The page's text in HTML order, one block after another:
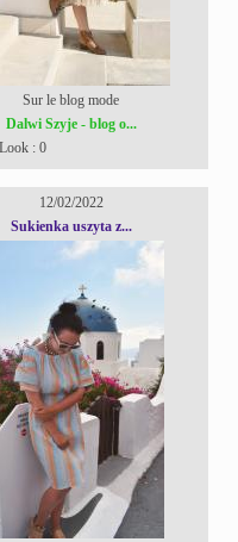
Sur le blog mode
Dalwi Szyje - blog o...
: 0
12/02/2022
Sukienka uszyta z...